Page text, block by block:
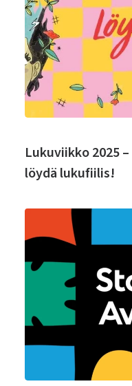
Lukuviikko 2025
löydä lukufiilis!